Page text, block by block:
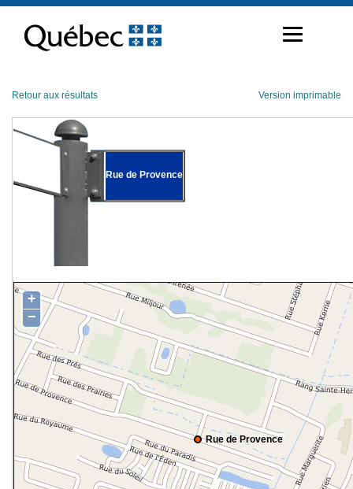
contenu
Retour aux résultats Version imprimable
Rue de Provence
Rue de Provence
+
−